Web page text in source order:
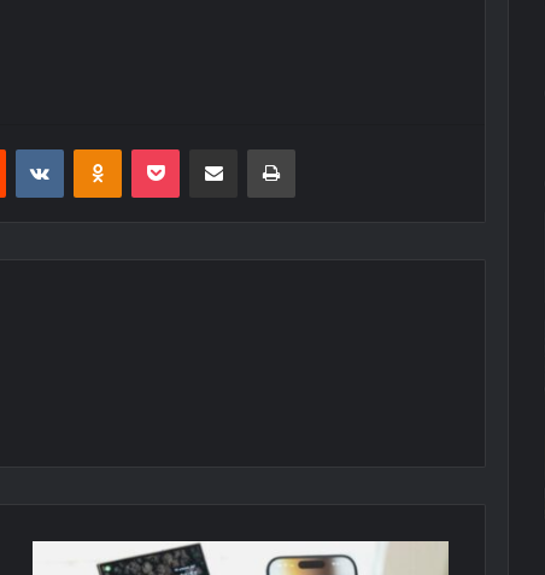
Reddit VKontakteOdnoklassniki
Pocket E-Posta ile paylaş Yazdır